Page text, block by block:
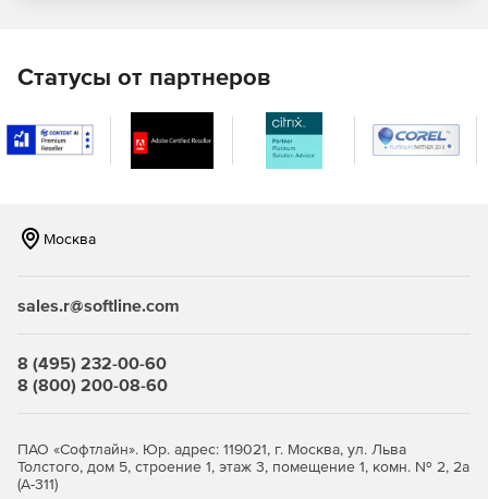
Статусы от партнеров
Москва
sales.r@softline.com
8 (495) 232-00-60
8 (800) 200-08-60
ПАО «Софтлайн». Юр. адрес: 119021, г. Москва, ул. Льва
Толстого, дом 5, строение 1, этаж 3, помещение 1, комн. № 2, 2а
(А-311)